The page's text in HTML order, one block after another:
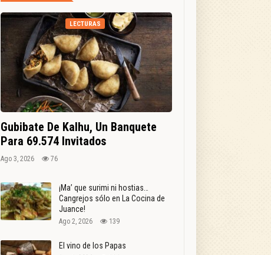
LECTURAS
Gubibate De Kalhu, Un Banquete
Para 69.574 Invitados
Ago 3, 2026 76
¡Ma’ que surimi ni hostias…
Cangrejos sólo en La Cocina de
Juance!
Ago 2, 2026 139
El vino de los Papas